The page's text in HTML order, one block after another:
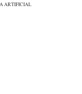
ARTIFICIAL